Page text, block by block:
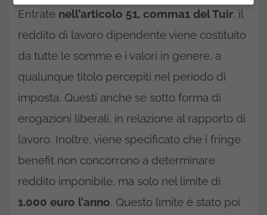
Entrate nell’articolo 51, comma1 del Tuir, il
reddito di lavoro dipendente viene costituito
da tutte le somme e i valori in genere, a
qualunque titolo percepiti nel periodo di
imposta. Questi anche se sotto forma di
erogazioni liberali, in relazione al rapporto di
lavoro. Inoltre, viene specificato che i fringe
benefit non concorrono a determinare
reddito imponibile, ma solo nel limite di
1.000 euro l’anno. Questo limite è stato poi